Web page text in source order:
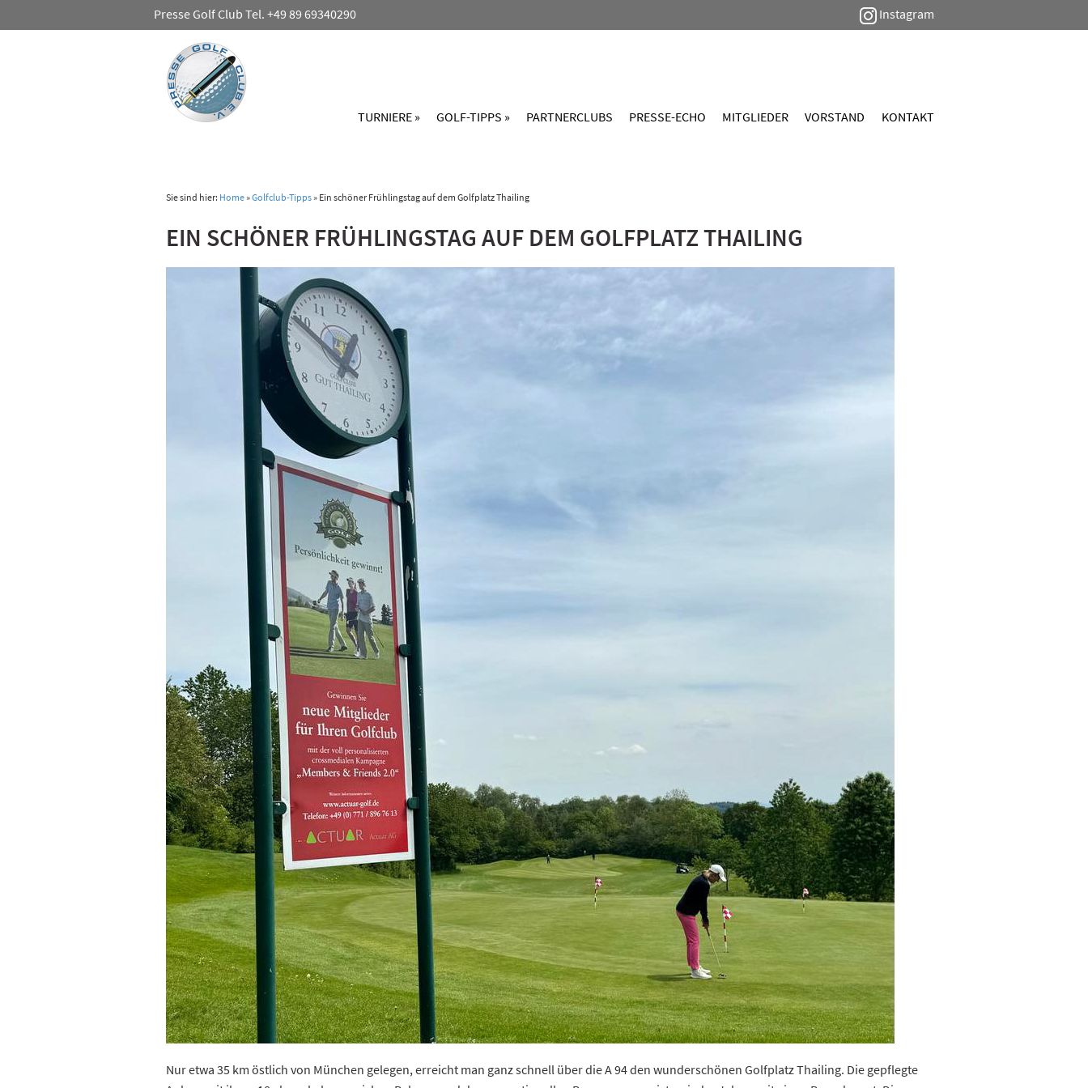
Presse Golf Club Tel. +49 89 69340290 Instagram
TURNIERE » GOLF-TIPPS » PARTNERCLUBS PRESSE-ECHO MITGLIEDER VORSTAND KONTAKT
Sie sind hier: Home»Golfclub-Tipps» Ein schöner Frühlingstag auf dem Golfplatz Thailing
EIN SCHÖNER FRÜHLINGSTAG AUF DEM GOLFPLATZ THAILING
Nur etwa 35 km östlich von München gelegen, erreicht man ganz schnell über die A 94 den wunderschönen Golfplatz Thailing. Die gepflegte